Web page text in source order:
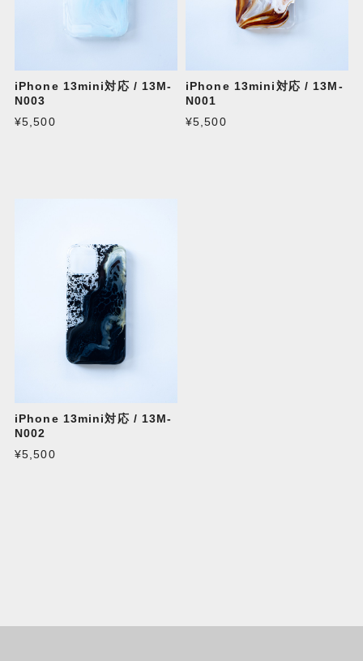
iPhone 13mini対応 / 13M-
N003
¥5,500
iPhone 13mini対応 / 13M-
N001
¥5,500
iPhone 13mini対応 / 13M-
N002
¥5,500